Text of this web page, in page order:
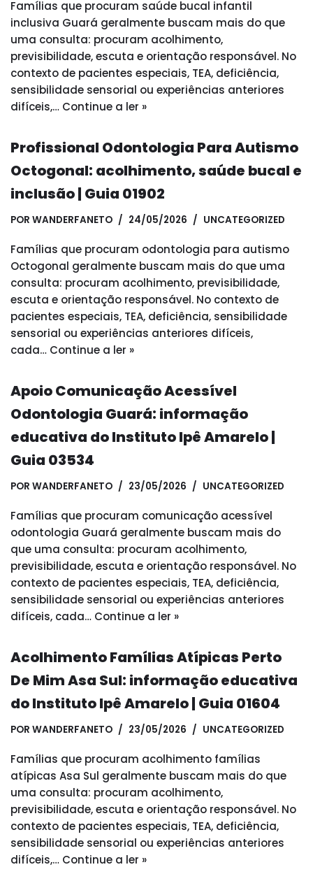
Famílias que procuram saúde bucal infantil
inclusiva Guará geralmente buscam mais do que
uma consulta: procuram acolhimento,
previsibilidade, escuta e orientação responsável. No
contexto de pacientes especiais, TEA, deficiência,
sensibilidade sensorial ou experiências anteriores
difíceis,… Continue a ler »
Profissional Odontologia Para Autismo
Octogonal: acolhimento, saúde bucal e
inclusão | Guia 01902
POR WANDERFANETO 24/05/2026 UNCATEGORIZED
Famílias que procuram odontologia para autismo
Octogonal geralmente buscam mais do que uma
consulta: procuram acolhimento, previsibilidade,
escuta e orientação responsável. No contexto de
pacientes especiais, TEA, deficiência, sensibilidade
sensorial ou experiências anteriores difíceis,
cada… Continue a ler »
Apoio Comunicação Acessível
Odontologia Guará: informação
educativa do Instituto Ipê Amarelo |
Guia 03534
POR WANDERFANETO 23/05/2026 UNCATEGORIZED
Famílias que procuram comunicação acessível
odontologia Guará geralmente buscam mais do
que uma consulta: procuram acolhimento,
previsibilidade, escuta e orientação responsável. No
contexto de pacientes especiais, TEA, deficiência,
sensibilidade sensorial ou experiências anteriores
difíceis, cada… Continue a ler »
Acolhimento Famílias Atípicas Perto
De Mim Asa Sul: informação educativa
do Instituto Ipê Amarelo | Guia 01604
POR WANDERFANETO 23/05/2026 UNCATEGORIZED
Famílias que procuram acolhimento famílias
atípicas Asa Sul geralmente buscam mais do que
uma consulta: procuram acolhimento,
previsibilidade, escuta e orientação responsável. No
contexto de pacientes especiais, TEA, deficiência,
sensibilidade sensorial ou experiências anteriores
difíceis,… Continue a ler »